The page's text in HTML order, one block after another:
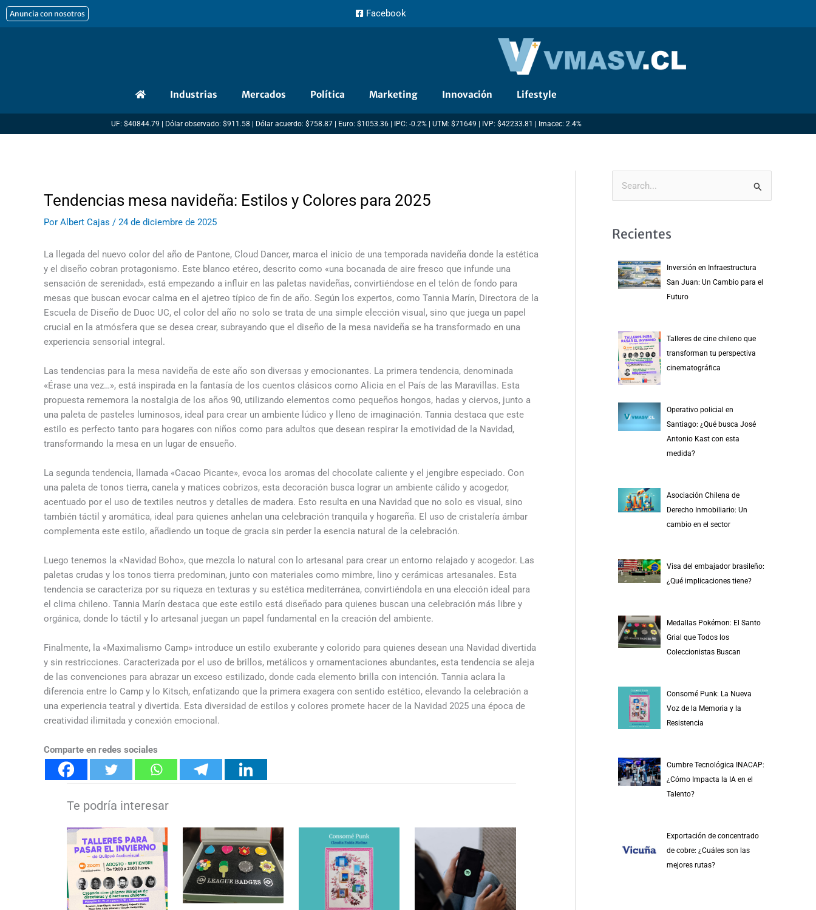
al
Anuncia con nosotros Facebook
Industrias Mercados Política Marketing Innovación Lifestyle
UF: $40844.79 | Dólar observado: $911.58 | Dólar acuerdo: $758.87 | Euro: $1053.36 | IPC: -0.2% | UTM: $71649 | IVP: $42233.81 | Imacec: 2.4%
Tendencias mesa navideña: Estilos y Colores para 2025
Por Albert Cajas / 24 de diciembre de 2025
La llegada del nuevo color del año de Pantone, Cloud Dancer, marca el inicio de una temporada navideña donde la estética
y el diseño cobran protagonismo. Este blanco etéreo, descrito como «una bocanada de aire fresco que infunde una
sensación de serenidad», está empezando a influir en las paletas navideñas, convirtiéndose en el telón de fondo para
mesas que buscan evocar calma en el ajetreo típico de fin de año. Según los expertos, como Tannia Marín, Directora de la
Escuela de Diseño de Duoc UC, el color del año no solo se trata de una simple elección visual, sino que juega un papel
crucial en la atmósfera que se desea crear, subrayando que el diseño de la mesa navideña se ha transformado en una
experiencia sensorial integral.
Las tendencias para la mesa navideña de este año son diversas y emocionantes. La primera tendencia, denominada
«Érase una vez…», está inspirada en la fantasía de los cuentos clásicos como Alicia en el País de las Maravillas. Esta
propuesta rememora la nostalgia de los años 90, utilizando elementos como pequeños hongos, hadas y ciervos, junto a
una paleta de pasteles luminosos, ideal para crear un ambiente lúdico y lleno de imaginación. Tannia destaca que este
estilo es perfecto tanto para hogares con niños como para adultos que desean respirar la emotividad de la Navidad,
transformando la mesa en un lugar de ensueño.
La segunda tendencia, llamada «Cacao Picante», evoca los aromas del chocolate caliente y el jengibre especiado. Con
una paleta de tonos tierra, canela y matices cobrizos, esta decoración busca lograr un ambiente cálido y acogedor,
acentuado por el uso de textiles neutros y detalles de madera. Esto resulta en una Navidad que no solo es visual, sino
también táctil y aromática, ideal para quienes anhelan una celebración tranquila y hogareña. El uso de cristalería ámbar
complementa este estilo, añadiendo un toque de gracia sin perder la esencia natural de la celebración.
Luego tenemos la «Navidad Boho», que mezcla lo natural con lo artesanal para crear un entorno relajado y acogedor. Las
paletas crudas y los tonos tierra predominan, junto con materiales como mimbre, lino y cerámicas artesanales. Esta
tendencia se caracteriza por su riqueza en texturas y su estética mediterránea, convirtiéndola en una elección ideal para
el clima chileno. Tannia Marín destaca que este estilo está diseñado para quienes buscan una celebración más libre y
orgánica, donde lo táctil y lo artesanal juegan un papel fundamental en la creación del ambiente.
Finalmente, la «Maximalismo Camp» introduce un estilo exuberante y colorido para quienes desean una Navidad divertida
y sin restricciones. Caracterizada por el uso de brillos, metálicos y ornamentaciones abundantes, esta tendencia se aleja
de las convenciones para abrazar un exceso estilizado, donde cada elemento brilla con intención. Tannia aclara la
diferencia entre lo Camp y lo Kitsch, enfatizando que la primera exagera con sentido estético, elevando la celebración a
una experiencia teatral y divertida. Esta diversidad de estilos y colores promete hacer de la Navidad 2025 una época de
creatividad ilimitada y conexión emocional.
Comparte en redes sociales
Recientes
Inversión en Infraestructura
San Juan: Un Cambio para el
Futuro
Talleres de cine chileno que
transforman tu perspectiva
cinematográfica
Operativo policial en
Santiago: ¿Qué busca José
Antonio Kast con esta
medida?
Asociación Chilena de
Derecho Inmobiliario: Un
cambio en el sector
Visa del embajador brasileño:
¿Qué implicaciones tiene?
Medallas Pokémon: El Santo
Grial que Todos los
Coleccionistas Buscan
Consomé Punk: La Nueva
Voz de la Memoria y la
Resistencia
Cumbre Tecnológica INACAP:
¿Cómo Impacta la IA en el
Talento?
Exportación de concentrado
de cobre: ¿Cuáles son las
mejores rutas?